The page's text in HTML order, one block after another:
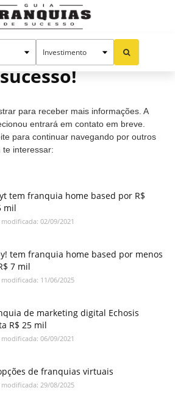
efetuado com
sucesso!
para receber mais informações. A
entrará em contato em breve.
para continuar navegando por outros
te interessar:
tem franquia home based por R$
mil
modificada: 02/09/2021
tem franquia home based por menos
7 mil
modificada: 11/06/2025
de marketing digital Echosis
R$ 25 mil
modificada: 06/09/2021
de franquias virtuais
modificada: 29/08/2025